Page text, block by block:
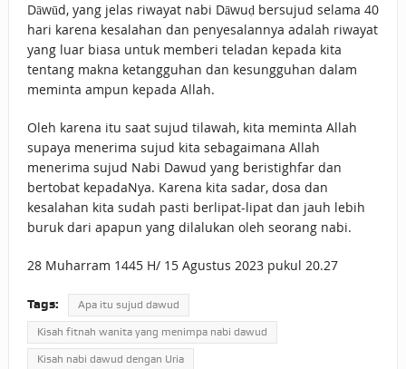
Dāwūd, yang jelas riwayat nabi Dāwuḍ bersujud selama 40
hari karena kesalahan dan penyesalannya adalah riwayat
yang luar biasa untuk memberi teladan kepada kita
tentang makna ketangguhan dan kesungguhan dalam
meminta ampun kepada Allah.
Oleh karena itu saat sujud tilawah, kita meminta Allah
supaya menerima sujud kita sebagaimana Allah
menerima sujud Nabi Dawud yang beristighfar dan
bertobat kepadaNya. Karena kita sadar, dosa dan
kesalahan kita sudah pasti berlipat-lipat dan jauh lebih
buruk dari apapun yang dilalukan oleh seorang nabi.
28 Muharram 1445 H/ 15 Agustus 2023 pukul 20.27
Tags: Apa itu sujud dawud
Kisah fitnah wanita yang menimpa nabi dawud
Kisah nabi dawud dengan Uria